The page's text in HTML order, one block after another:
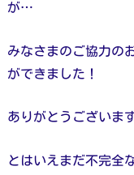
が…
みなさまのご協力の
ができました！
ありがとうございま
とはいえまだ不完全